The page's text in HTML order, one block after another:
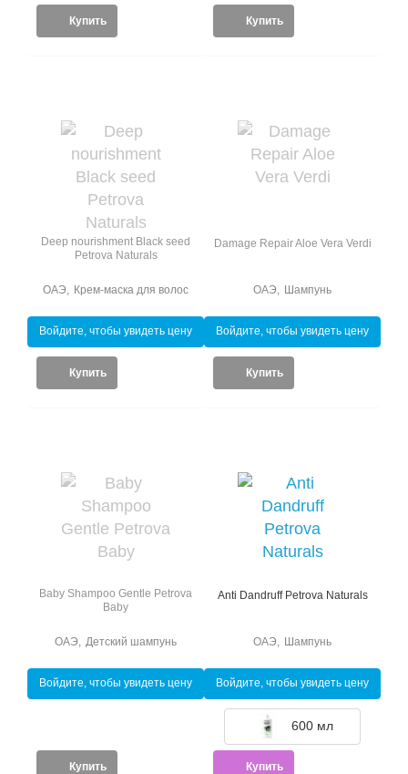
Купить Купить
Deep nourishment Black seed
Petrova Naturals
Крем-маска для волос
ОАЭ
Войдите, чтобы увидеть цену
Купить
Damage Repair Aloe Vera Verdi
Шампунь
ОАЭ
Войдите, чтобы увидеть цену
Купить
Baby Shampoo Gentle Petrova
Baby
Детский шампунь
ОАЭ
Войдите, чтобы увидеть цену
Купить
Anti Dandruff Petrova Naturals
Шампунь
ОАЭ
Войдите, чтобы увидеть цену
600 мл
Купить